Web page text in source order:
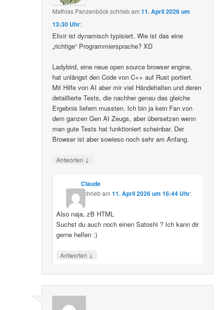
Mathias Panzenböckschriebam11. April 2026 um
13:30 Uhr:
Elixir ist dynamisch typisiert. Wie ist das eine
„richtige“ Programmiersprache? XD
Ladybird, eine neue open source browser engine,
hat unlängst den Code von C++ auf Rust portiert.
Mit Hilfe von AI aber mir viel Händehalten und deren
detaillierte Tests, die nachher genau das gleiche
Ergebnis liefern mussten. Ich bin ja kein Fan von
dem ganzen Gen AI Zeugs, aber übersetzen wenn
man gute Tests hat funktioniert scheinbar. Der
Browser ist aber sowieso noch sehr am Anfang.
Antworten ↓
Claude
schriebam 11. April 2026 um 16:44 Uhr:
Also naja, zB HTML
Suchst du auch noch einen Satoshi ? Ich kann dir
gerne helfen :)
Antworten ↓